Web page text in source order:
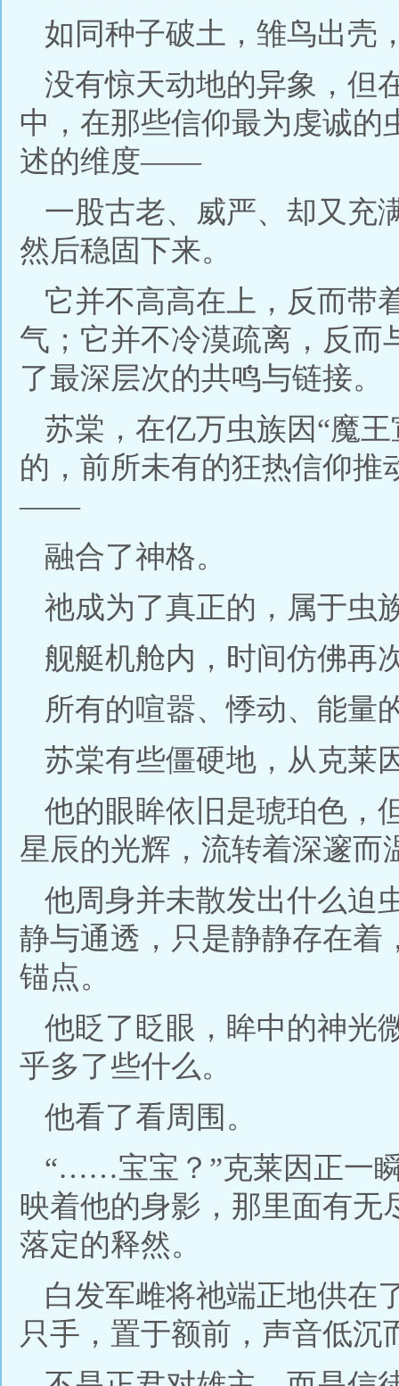
如同种子破土，雏鸟出壳
没有惊天动地的异象，但
中，在那些信仰最为虔诚的
述的维度——
一股古老、威严、却又充
然后稳固下来。
它并不高高在上，反而带
气；它并不冷漠疏离，反而
了最深层次的共鸣与链接。
苏棠，在亿万虫族因“魔
的，前所未有的狂热信仰推
——
融合了神格。
祂成为了真正的，属于虫
舰艇机舱内，时间仿佛再
所有的喧嚣、悸动、能量
苏棠有些僵硬地，从克莱
他的眼眸依旧是琥珀色，
星辰的光辉，流转着深邃而
他周身并未散发出什么迫
静与通透，只是静静存在着
锚点。
他眨了眨眼，眸中的神光
乎多了些什么。
他看了看周围。
“……宝宝？”克莱因正一
映着他的身影，那里面有无
落定的释然。
白发军雌将祂端正地供在
只手，置于额前，声音低沉